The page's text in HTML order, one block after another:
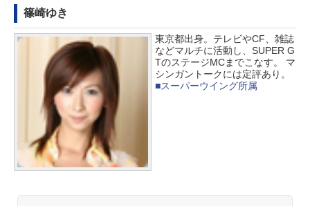
篠崎ゆき
東京都出身。テレビやCF、雑誌
などマルチに活動し、SUPER G
TのステージMCまでこなす。 マ
シンガントークには定評あり。
■スーパーウイング所属